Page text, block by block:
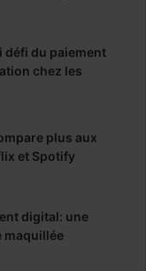
défi du paiement
chez les
plus aux
et Spotify
digital: une
maquillée